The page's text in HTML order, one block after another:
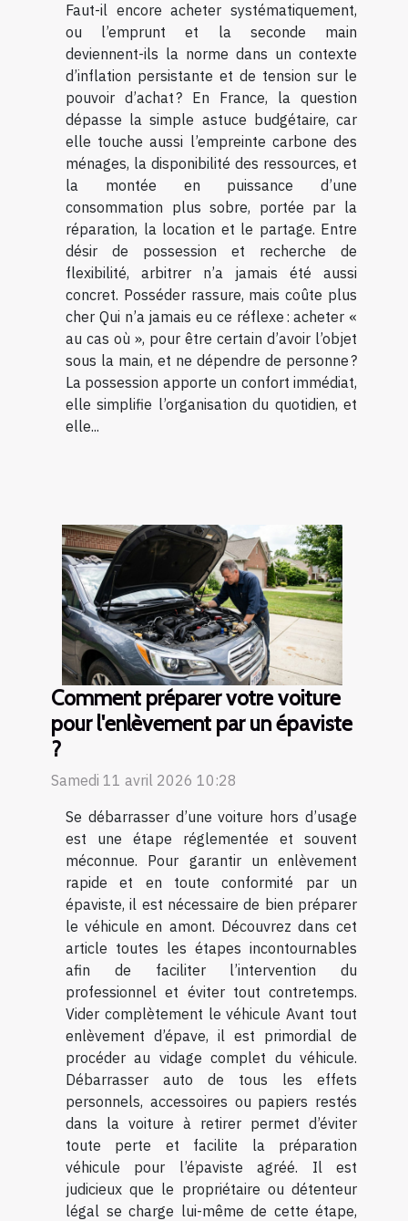
Faut-il encore acheter systématiquement,
ou l’emprunt et la seconde main
deviennent-ils la norme dans un contexte
d’inflation persistante et de tension sur le
pouvoir d’achat ? En France, la question
dépasse la simple astuce budgétaire, car
elle touche aussi l’empreinte carbone des
ménages, la disponibilité des ressources, et
la montée en puissance d’une
consommation plus sobre, portée par la
réparation, la location et le partage. Entre
désir de possession et recherche de
flexibilité, arbitrer n’a jamais été aussi
concret. Posséder rassure, mais coûte plus
cher Qui n’a jamais eu ce réflexe : acheter «
au cas où », pour être certain d’avoir l’objet
sous la main, et ne dépendre de personne ?
La possession apporte un confort immédiat,
elle simplifie l’organisation du quotidien, et
elle...
Comment préparer votre voiture
pour l'enlèvement par un épaviste
?
Samedi 11 avril 2026 10:28
Se débarrasser d’une voiture hors d’usage
est une étape réglementée et souvent
méconnue. Pour garantir un enlèvement
rapide et en toute conformité par un
épaviste, il est nécessaire de bien préparer
le véhicule en amont. Découvrez dans cet
article toutes les étapes incontournables
afin de faciliter l’intervention du
professionnel et éviter tout contretemps.
Vider complètement le véhicule Avant tout
enlèvement d’épave, il est primordial de
procéder au vidage complet du véhicule.
Débarrasser auto de tous les effets
personnels, accessoires ou papiers restés
dans la voiture à retirer permet d’éviter
toute perte et facilite la préparation
véhicule pour l’épaviste agréé. Il est
judicieux que le propriétaire ou détenteur
légal se charge lui-même de cette étape,